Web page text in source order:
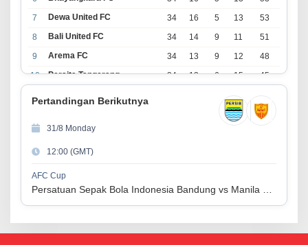
7
Dewa United FC 34 16 5 13
53
8
Bali United FC 34 14 9 11
51
9
Arema FC 34 13 9 12
48
10
Persita Tangerang 34 13 6 15
45
17
39
13
Persijap Jepara
14
Madura United FC
15
PSM Makassar
16
Persis Solo 34 8 10 16
34
Semen Padang FC
Pertandingan Berikutnya
31/8 Monday
12:00 (GMT)
AFC Cup